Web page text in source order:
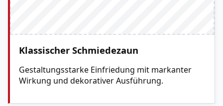
Klassischer Schmiedezaun
Gestaltungsstarke Einfriedung mit markanter
Wirkung und dekorativer Ausführung.